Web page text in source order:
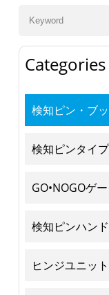
Categories
検知ピン・ブ
検知ピンタイプ
GO•NOGOゲ
検知ピンハン
ヒンジユニット